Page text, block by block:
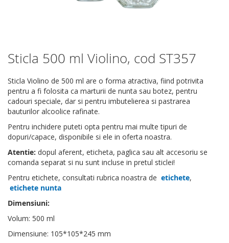
Sticla 500 ml Violino, cod ST357
Sticla Violino de 500 ml are o forma atractiva, fiind potrivita
pentru a fi folosita ca marturii de nunta sau botez, pentru
cadouri speciale, dar si pentru imbutelierea si pastrarea
bauturilor alcoolice rafinate.
Pentru inchidere puteti opta pentru mai multe tipuri de
dopuri/capace, disponibile si ele in oferta noastra.
Atentie: dopul aferent, eticheta, paglica sau alt accesoriu se
comanda separat si nu sunt incluse in pretul sticlei!
Pentru etichete, consultati rubrica noastra de etichete,
etichete nunta
Dimensiuni:
Volum: 500 ml
Dimensiune: 105*105*245 mm
Skip
to
the
beginning
of
the
images
gallery